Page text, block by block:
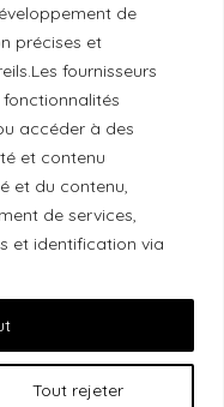
de
précises et
fournisseurs
accéder à des
et contenu
et du contenu,
de services,
et identification via
Tout rejeter
la société Les
que ses
Way (Ottawa-
traditionnel non
Nous
historiques et